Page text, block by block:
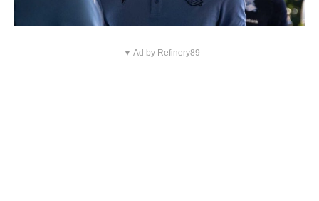
▼ Ad by Refinery89